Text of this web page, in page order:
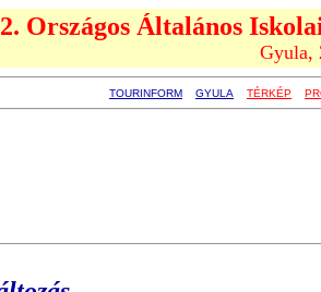
Országos Általános
Gyula,
TOURINFORM GYULA TÉRKÉP